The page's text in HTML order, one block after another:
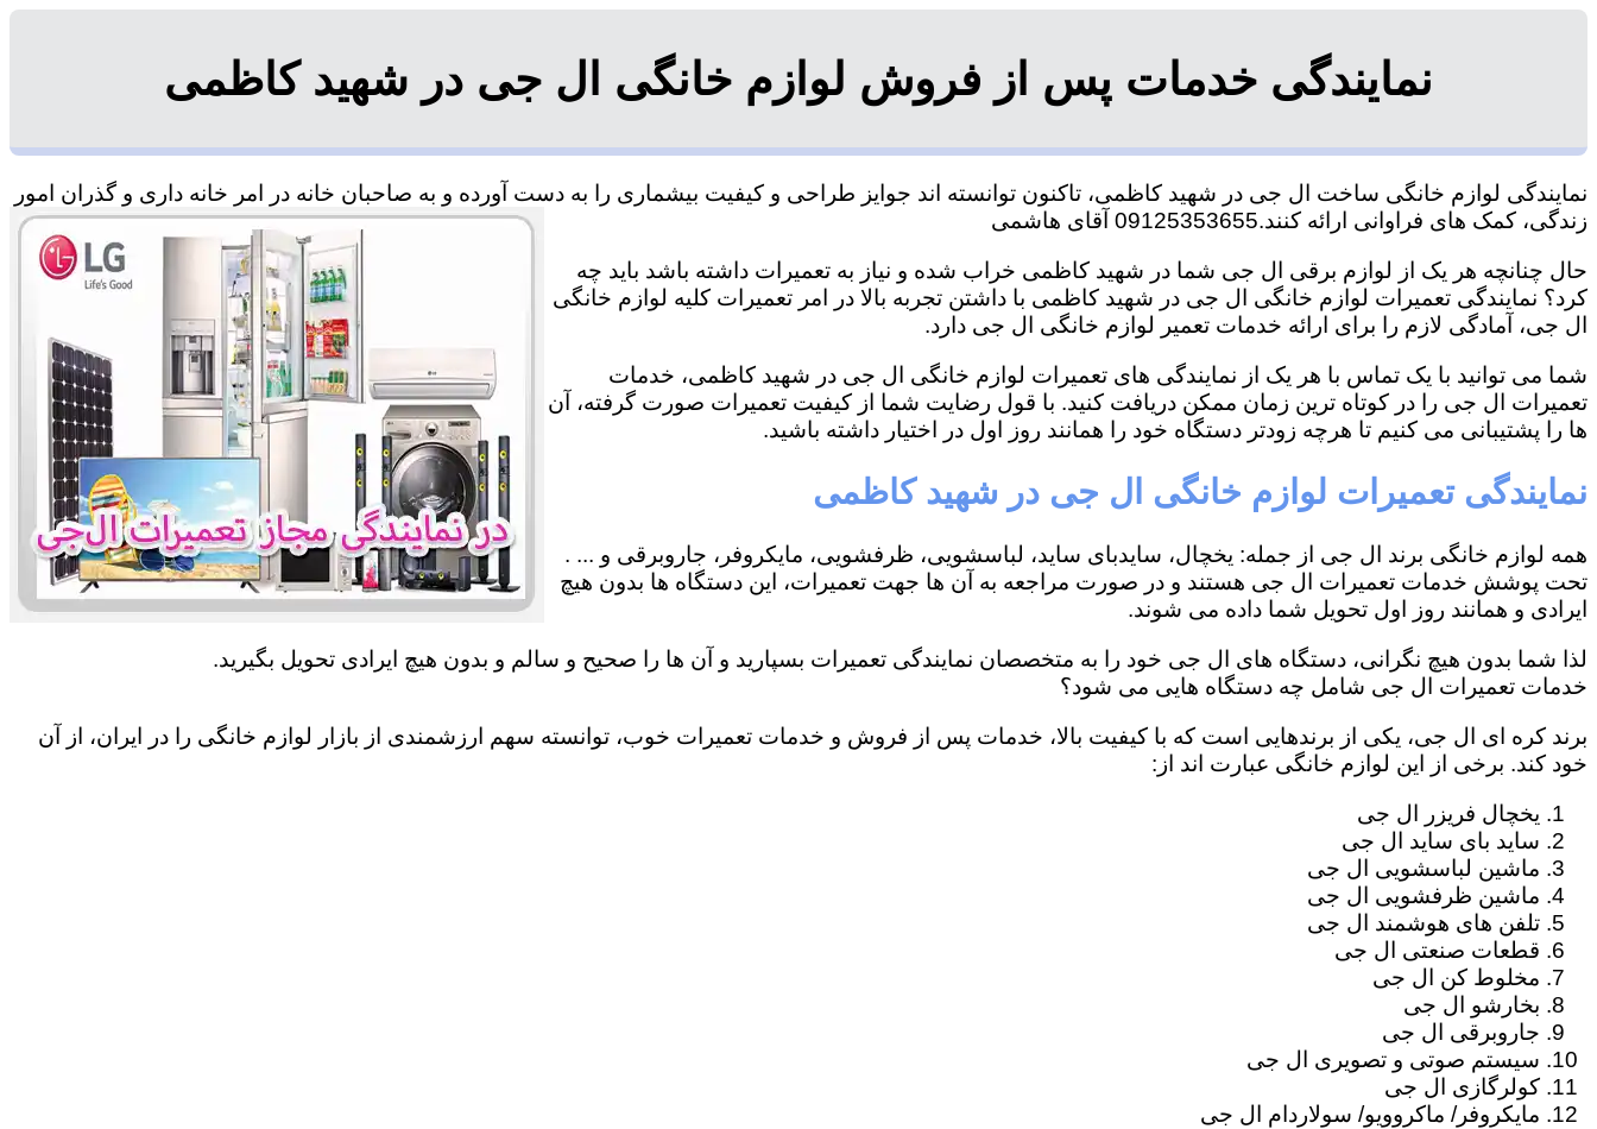
نمایندگی خدمات پس از فروش لوازم خانگی ال جی در شهید کاظمی
نمایندگی لوازم خانگی ساخت ال جی در شهید کاظمی، تاکنون توانسته اند جوایز طراحی و کیفیت بیشماری را به دست آورده و به صاحبان خانه در امر خانه داری و گذران امور
زندگی، کمک های فراوانی ارائه کنند.09125353655 آقای هاشمی
حال چنانچه هر یک از لوازم برقی ال جی شما در شهید کاظمی خراب شده و نیاز به تعمیرات داشته باشد باید چه
کرد؟ نمایندگی تعمیرات لوازم خانگی ال جی در شهید کاظمی با داشتن تجربه بالا در امر تعمیرات کلیه لوازم خانگی
ال جی، آمادگی لازم را برای ارائه خدمات تعمیر لوازم خانگی ال جی دارد.
شما می توانید با یک تماس با هر یک از نمایندگی های تعمیرات لوازم خانگی ال جی در شهید کاظمی، خدمات
تعمیرات ال جی را در کوتاه ترین زمان ممکن دریافت کنید. با قول رضایت شما از کیفیت تعمیرات صورت گرفته، آن
ها را پشتیبانی می کنیم تا هرچه زودتر دستگاه خود را همانند روز اول در اختیار داشته باشید.
نمایندگی تعمیرات لوازم خانگی ال جی در شهید کاظمی
همه لوازم خانگی برند ال جی از جمله: یخچال، سایدبای ساید، لباسشویی، ظرفشویی، مایکروفر، جاروبرقی و ... .
تحت پوشش خدمات تعمیرات ال جی هستند و در صورت مراجعه به آن ها جهت تعمیرات، این دستگاه ها بدون هیچ
ایرادی و همانند روز اول تحویل شما داده می شوند.
لذا شما بدون هیچ نگرانی، دستگاه های ال جی خود را به متخصصان نمایندگی تعمیرات بسپارید و آن ها را صحیح و سالم و بدون هیچ ایرادی تحویل بگیرید.
خدمات تعمیرات ال جی شامل چه دستگاه هایی می شود؟
برند کره ای ال جی، یکی از برندهایی است که با کیفیت بالا، خدمات پس از فروش و خدمات تعمیرات خوب، توانسته سهم ارزشمندی از بازار لوازم خانگی را در ایران، از آن
خود کند. برخی از این لوازم خانگی عبارت اند از:
یخچال فریزر ال جی
ساید بای ساید ال جی
ماشین لباسشویی ال جی
ماشین ظرفشویی ال جی
تلفن های هوشمند ال جی
قطعات صنعتی ال جی
مخلوط کن ال جی
بخارشو ال جی
جاروبرقی ال جی
سیستم صوتی و تصویری ال جی
کولرگازی ال جی
مایکروفر/ ماکروویو/ سولاردام ال جی